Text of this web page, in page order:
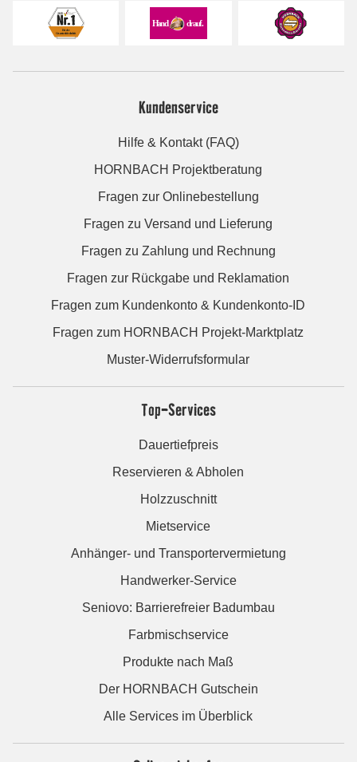
Kundenservice
Hilfe & Kontakt (FAQ)
HORNBACH Projektberatung
Fragen zur Onlinebestellung
Fragen zu Versand und Lieferung
Fragen zu Zahlung und Rechnung
Fragen zur Rückgabe und Reklamation
Fragen zum Kundenkonto & Kundenkonto-ID
Fragen zum HORNBACH Projekt-Marktplatz
Muster-Widerrufsformular
Top-Services
Dauertiefpreis
Reservieren & Abholen
Holzzuschnitt
Mietservice
Anhänger- und Transportervermietung
Handwerker-Service
Seniovo: Barrierefreier Badumbau
Farbmischservice
Produkte nach Maß
Der HORNBACH Gutschein
Alle Services im Überblick